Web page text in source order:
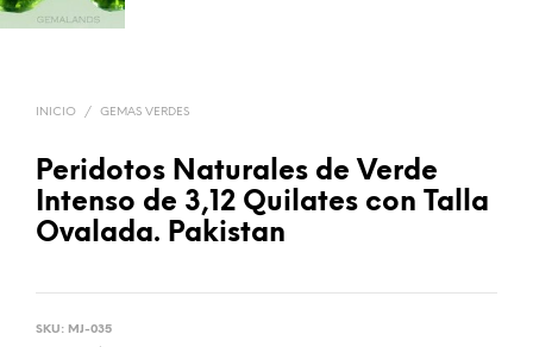
INICIO / GEMAS VERDES
Peridotos Naturales de Verde
Intenso de 3,12 Quilates con Talla
Ovalada. Pakistan
SKU: MJ-035